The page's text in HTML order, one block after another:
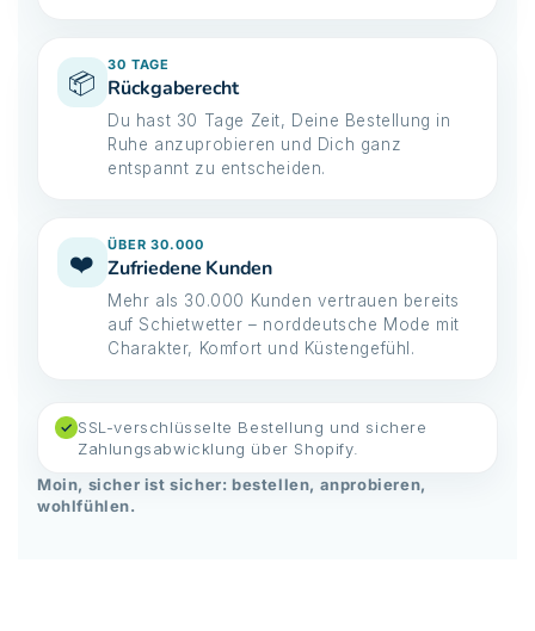
📦
30 TAGE
Rückgaberecht
Du hast 30 Tage Zeit, Deine Bestellung in
Ruhe anzuprobieren und Dich ganz
entspannt zu entscheiden.
❤️
ÜBER 30.000
Zufriedene Kunden
Mehr als 30.000 Kunden vertrauen bereits
auf Schietwetter – norddeutsche Mode mit
Charakter, Komfort und Küstengefühl.
✓ SSL-verschlüsselte Bestellung und sichere
Zahlungsabwicklung über Shopify.
Moin, sicher ist sicher: bestellen, anprobieren,
wohlfühlen.